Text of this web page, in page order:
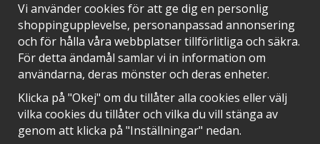
SNABB LEVERANS MED
EN DEL AV
Vi använder cookies för att ge dig en personlig
shoppingupplevelse, personanpassad annonsering
och för hålla våra webbplatser tillförlitliga och säkra.
För detta ändamål samlar vi in information om
användarna, deras mönster och deras enheter.
Klicka på "Okej" om du tillåter alla cookies eller välj
vilka cookies du tillåter och vilka du vill stänga av
genom att klicka på "Inställningar" nedan.